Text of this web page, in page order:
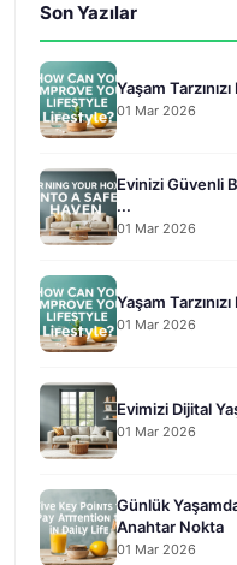
Son Yazılar
Yaşam
01 Mar 2026
Evinizi Güvenli
...
01 Mar 2026
Yaşam
01 Mar 2026
Evimizi Dijital
01 Mar 2026
Günlük
Anahtar Nokta
01 Mar 2026